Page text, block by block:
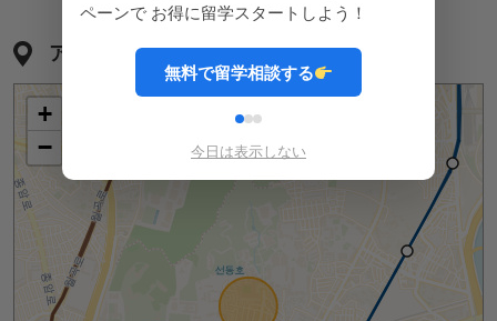
アクセス
+
−
ペーンで お得に留学スタートしよう！
無料で留学相談する
今日は表示しない